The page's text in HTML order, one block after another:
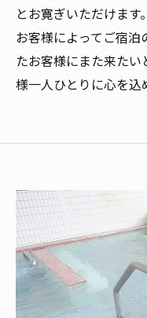
とお寛ぎいただけま
お客様によってご宿
たお客様にまた来た
様一人ひとりに心を込